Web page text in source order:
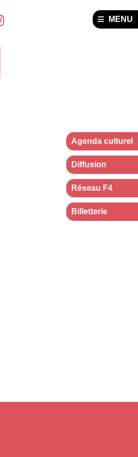
MENU
Agenda culturel
Diffusion
Réseau F4
Billetterie